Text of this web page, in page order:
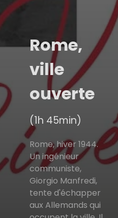
Rome,
ville
ouverte
(1h 45min)
Rome, hiver 1944.
Un ingénieur
communiste,
Giorgio Manfredi,
tente d'échapper
aux Allemands qui